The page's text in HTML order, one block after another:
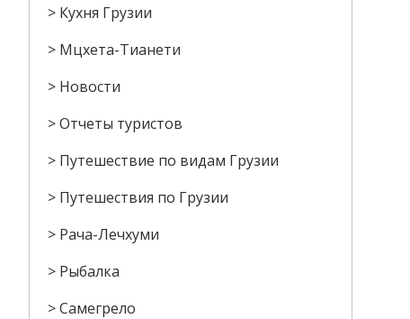
Кухня Грузии
Мцхета-Тианети
Новости
Отчеты туристов
Путешествие по видам Грузии
Путешествия по Грузии
Рача-Лечхуми
Рыбалка
Самегрело